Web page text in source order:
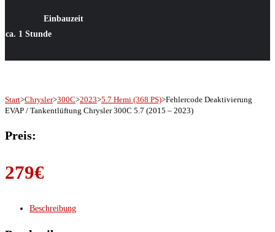
Einbauzeit
ca. 1 Stunde
Start>Chrysler>300C>2023>5.7 Hemi (368 PS)>Fehlercode Deaktivierung
EVAP / Tankentlüftung Chrysler 300C 5.7 (2015 – 2023)
Preis:
279€
Beschreibung